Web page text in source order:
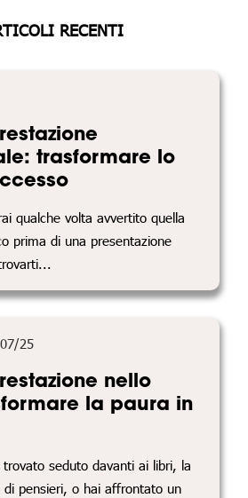
RECENTI
trasformare lo
qualche volta avvertito quella
prima di una presentazione
25
nello
la paura in
seduto davanti ai libri, la
di pensieri, o hai affrontato un